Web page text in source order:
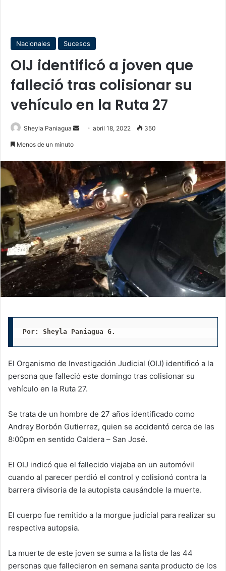
Nacionales Sucesos
OIJ identificó a joven que
falleció tras colisionar su
vehículo en la Ruta 27
Sheyla Paniagua
Sendabril 18, 2022 350
Menos de un minuto
Por: Sheyla Paniagua G.
El Organismo de Investigación Judicial (OIJ) identificó a la
persona que falleció este domingo tras colisionar su
vehículo en la Ruta 27.
Se trata de un hombre de 27 años identificado como
Andrey Borbón Gutierrez, quien se accidentó cerca de las
8:00pm en sentido Caldera – San José.
El OIJ indicó que el fallecido viajaba en un automóvil
cuando al parecer perdió el control y colisionó contra la
barrera divisoria de la autopista causándole la muerte.
El cuerpo fue remitido a la morgue judicial para realizar su
respectiva autopsia.
La muerte de este joven se suma a la lista de las 44
personas que fallecieron en semana santa producto de los